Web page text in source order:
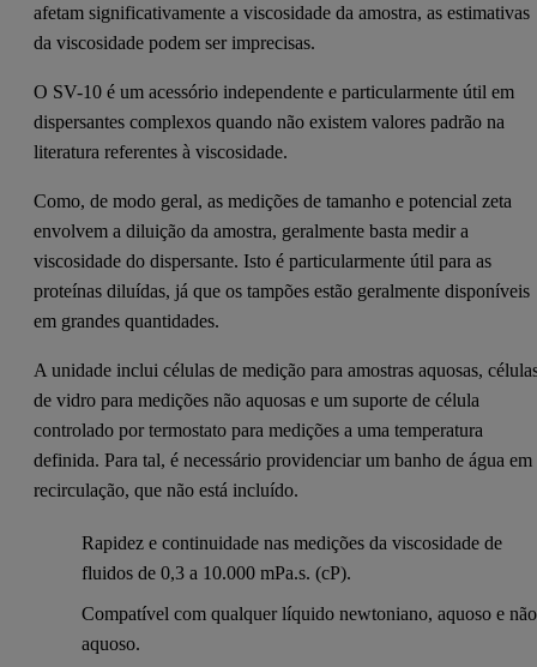
afetam significativamente a viscosidade da amostra, as estimativas
da viscosidade podem ser imprecisas.
O SV-10 é um acessório independente e particularmente útil em
dispersantes complexos quando não existem valores padrão na
literatura referentes à viscosidade.
Como, de modo geral, as medições de tamanho e potencial zeta
envolvem a diluição da amostra, geralmente basta medir a
viscosidade do dispersante. Isto é particularmente útil para as
proteínas diluídas, já que os tampões estão geralmente disponíveis
em grandes quantidades.
A unidade inclui células de medição para amostras aquosas,
de vidro para medições não aquosas e um suporte de célula
controlado por termostato para medições a uma temperatura
definida. Para tal, é necessário providenciar um banho de água em
recirculação, que não está incluído.
Rapidez e continuidade nas medições da viscosidade de
fluidos de 0,3 a 10.000 mPa.s. (cP).
Compatível com qualquer líquido newtoniano, aquoso e não
aquoso.